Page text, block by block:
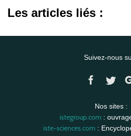
Les articles liés :
Suivez-nous
Nos sites :
istegroup.com:
iste-sciences.com: